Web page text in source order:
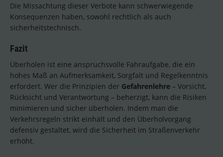
Die Missachtung dieser Verbote kann schwerwiegende
Konsequenzen haben, sowohl rechtlich als auch
sicherheitstechnisch.
Fazit
Überholen ist eine anspruchsvolle Fahraufgabe, die ein
hohes Maß an Aufmerksamkeit, Sorgfalt und Regelkenntnis
erfordert. Wer die Prinzipien der Gefahrenlehre – Vorsicht,
Rücksicht und Verantwortung – beherzigt, kann die Risiken
minimieren und sicher überholen. Indem man die
Verkehrsregeln strikt einhält und den Überholvorgang
defensiv gestaltet, wird die Sicherheit im Straßenverkehr
erhöht.